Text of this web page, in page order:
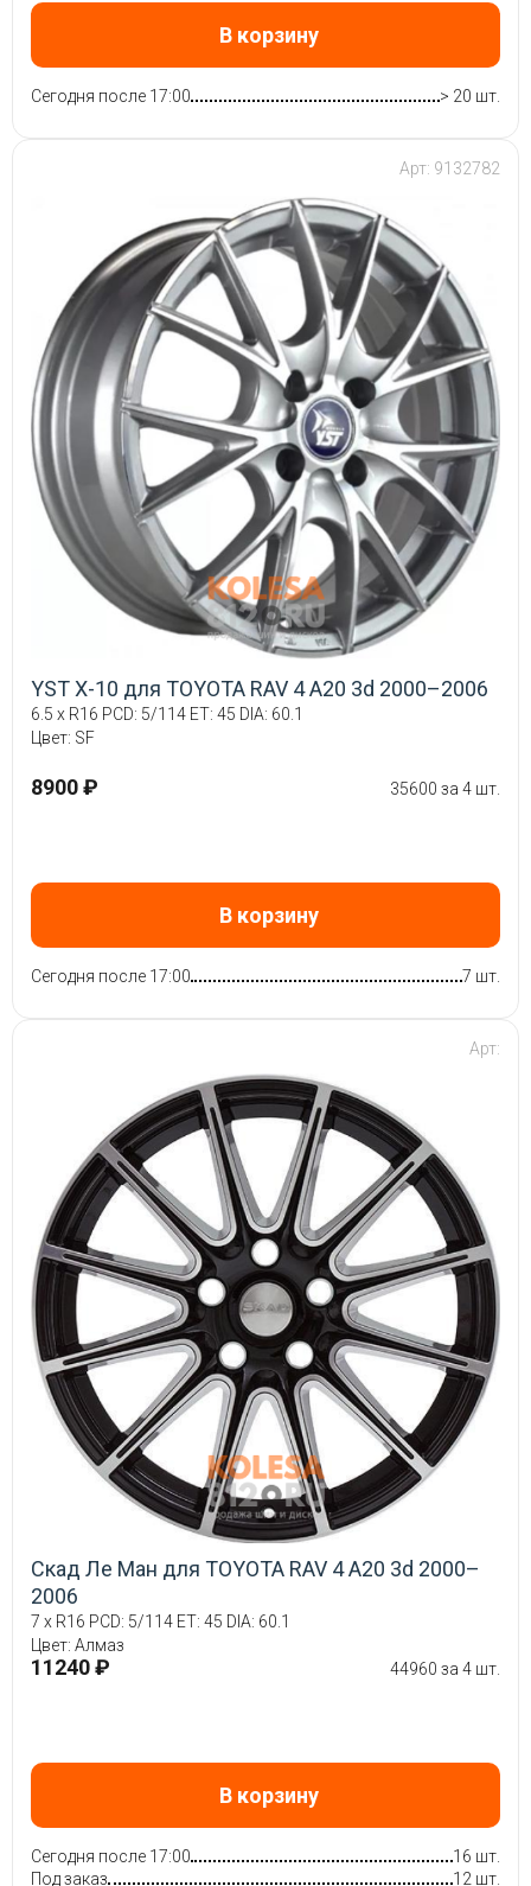
В корзину
Сегодня после 17:00 > 20 шт.
Арт: 9132782
YST X-10 для TOYOTA RAV 4 A20 3d 2000–2006
6.5 x R16 PCD: 5/114 ET: 45 DIA: 60.1
Цвет: SF
8900 ₽ 35600 за 4 шт.
В корзину
Сегодня после 17:00 7 шт.
Арт:
Скад Ле Ман для TOYOTA RAV 4 A20 3d 2000–
2006
7 x R16 PCD: 5/114 ET: 45 DIA: 60.1
Цвет: Алмаз
11240 ₽ 44960 за 4 шт.
В корзину
Сегодня после 17:00
16 шт.
Под заказ
12 шт.